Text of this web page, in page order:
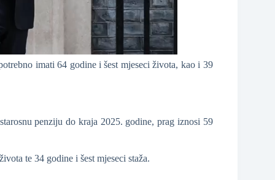
imati 64 godine i šest mjeseci života, kao i 39
penziju do kraja 2025. godine, prag iznosi 59
te 34 godine i šest mjeseci staža.